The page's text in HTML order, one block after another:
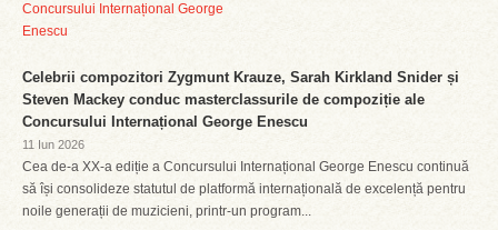
Celebrii compozitori Zygmunt Krauze, Sarah Kirkland Snider și
Steven Mackey conduc masterclassurile de compoziție ale
Concursului Internațional George Enescu
11 Iun 2026
Cea de-a XX-a ediție a Concursului Internațional George Enescu continuă
să își consolideze statutul de platformă internațională de excelență pentru
noile generații de muzicieni, printr-un program...